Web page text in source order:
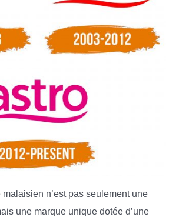
malaisien n’est pas seulement une
une marque unique dotée d’une